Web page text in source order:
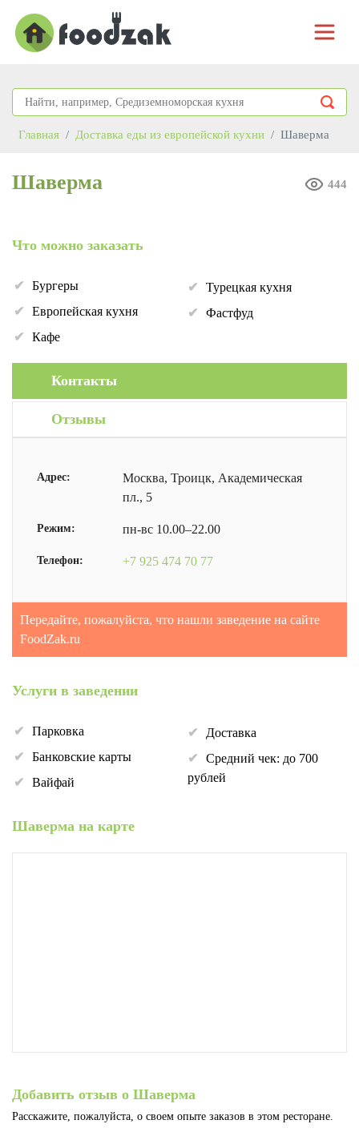
Главная Доставка еды из европейской кухни Шаверма
Шаверма 444
Что можно заказать
Бургеры
Европейская кухня
Кафе
Турецкая кухня
Фастфуд
Контакты
Отзывы
Адрес:
Москва, Троицк, Академическая
пл., 5
Режим: пн-вс 10.00–22.00
Телефон: +7 925 474 70 77
Передайте, пожалуйста, что нашли заведение на сайте
FoodZak.ru
Услуги в заведении
Парковка
Банковские карты
Вайфай
Доставка
Средний чек: до 700
рублей
Шаверма на карте
Добавить отзыв о Шаверма
Расскажите, пожалуйста, о своем опыте заказов в этом ресторане.